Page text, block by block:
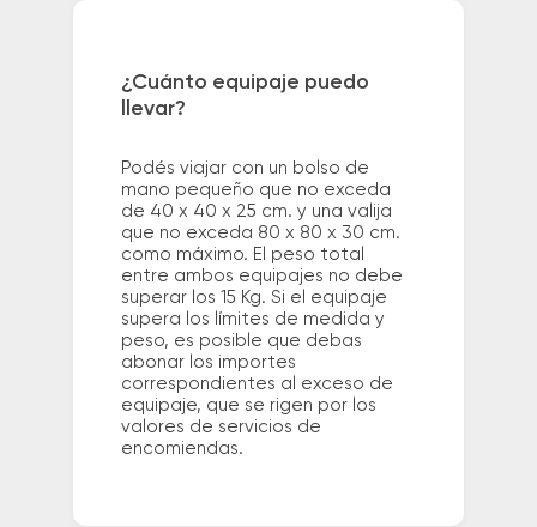
¿Cuánto equipaje puedo
llevar?
Podés viajar con un bolso de
mano pequeño que no exceda
de 40 x 40 x 25 cm. y una valija
que no exceda 80 x 80 x 30 cm.
como máximo. El peso total
entre ambos equipajes no debe
superar los 15 Kg. Si el equipaje
supera los límites de medida y
peso, es posible que debas
abonar los importes
correspondientes al exceso de
equipaje, que se rigen por los
valores de servicios de
encomiendas.